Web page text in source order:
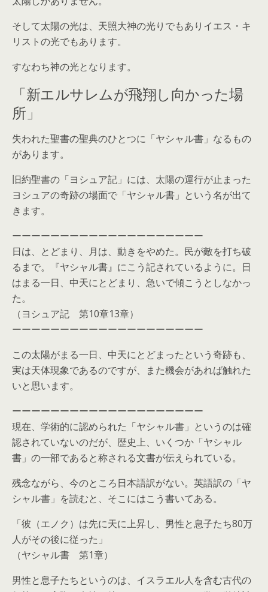
そして太陽の光は、天照大神の光りでもありイエス・キ
リストの光でもあります。
すなわち神の光となります。
「新エルサレムが飛翔し向かった場
所」
失われた聖書の聖典のひとつに「ヤシャル書」なるもの
があります。
旧約聖書の「ヨシュア記」には、太陽の運行が止まった
ヨシュアの奇跡の場面で「ヤシャル書」という名が出て
きます。
ーーーーーーーーーーーーーーーーーーーー
日は、とどまり、月は、動きをやめた。民が敵を打ち破
るまで。『ヤシャル書』にこう記されているように。日
はまる一日、中天にとどまり、急いで傾こうとしなかっ
た。
（ヨシュア記 第10章13章）
ーーーーーーーーーーーーーーーーーーーー
この太陽がまる一日、中天にとどまったという奇跡も、
実は天体現象であるのですが、また機会があれば触れた
いと思います。
ーーーーーーーーーーーーーーーーーーーー
現在、学術的に認められた「ヤシャル書」というのは確
認されていないのだが、歴史上、いくつか「ヤシャル
書」の一部であると称される文書が伝えられている。
残念ながら、今のところ日本語訳がない。英語訳の「ヤ
シャル書」を読むと、そこにはこう書いてある。
「彼（エノク）は先に天に上昇し、男性と息子たち80万
人がその後に従った」
（ヤシャル書 第1章）
男性と息子たちというのは、イスラエル人を含む古代の